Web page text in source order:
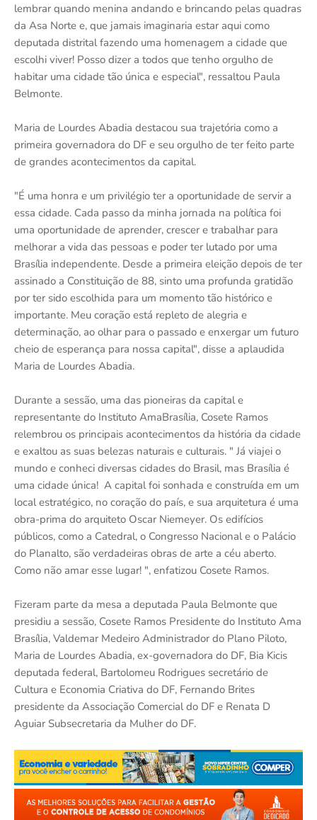
lembrar quando menina andando e brincando pelas quadras
da Asa Norte e, que jamais imaginaria estar aqui como
deputada distrital fazendo uma homenagem a cidade que
escolhi viver! Posso dizer a todos que tenho orgulho de
habitar uma cidade tão única e especial", ressaltou Paula
Belmonte.
Maria de Lourdes Abadia destacou sua trajetória como a
primeira governadora do DF e seu orgulho de ter feito parte
de grandes acontecimentos da capital.
"É uma honra e um privilégio ter a oportunidade de servir a
essa cidade. Cada passo da minha jornada na política foi
uma oportunidade de aprender, crescer e trabalhar para
melhorar a vida das pessoas e poder ter lutado por uma
Brasília independente. Desde a primeira eleição depois de ter
assinado a Constituição de 88, sinto uma profunda gratidão
por ter sido escolhida para um momento tão histórico e
importante. Meu coração está repleto de alegria e
determinação, ao olhar para o passado e enxergar um futuro
cheio de esperança para nossa capital", disse a aplaudida
Maria de Lourdes Abadia.
Durante a sessão, uma das pioneiras da capital e
representante do Instituto AmaBrasília, Cosete Ramos
relembrou os principais acontecimentos da história da cidade
e exaltou as suas belezas naturais e culturais. " Já viajei o
mundo e conheci diversas cidades do Brasil, mas Brasília é
uma cidade única! A capital foi sonhada e construída em um
local estratégico, no coração do país, e sua arquitetura é uma
obra-prima do arquiteto Oscar Niemeyer. Os edifícios
públicos, como a Catedral, o Congresso Nacional e o Palácio
do Planalto, são verdadeiras obras de arte a céu aberto.
Como não amar esse lugar! ", enfatizou Cosete Ramos.
Fizeram parte da mesa a deputada Paula Belmonte que
presidiu a sessão, Cosete Ramos Presidente do Instituto Ama
Brasília, Valdemar Medeiro Administrador do Plano Piloto,
Maria de Lourdes Abadia, ex-governadora do DF, Bia Kicis
deputada federal, Bartolomeu Rodrigues secretário de
Cultura e Economia Criativa do DF, Fernando Brites
presidente da Associação Comercial do DF e Renata D
Aguiar Subsecretaria da Mulher do DF.